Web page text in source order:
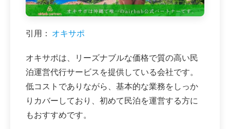
引用： オキサポ
オキサポは、リーズナブルな価格で質の高い民
泊運営代行サービスを提供している会社です。
低コストでありながら、基本的な業務をしっか
りカバーしており、初めて民泊を運営する方に
もおすすめです。